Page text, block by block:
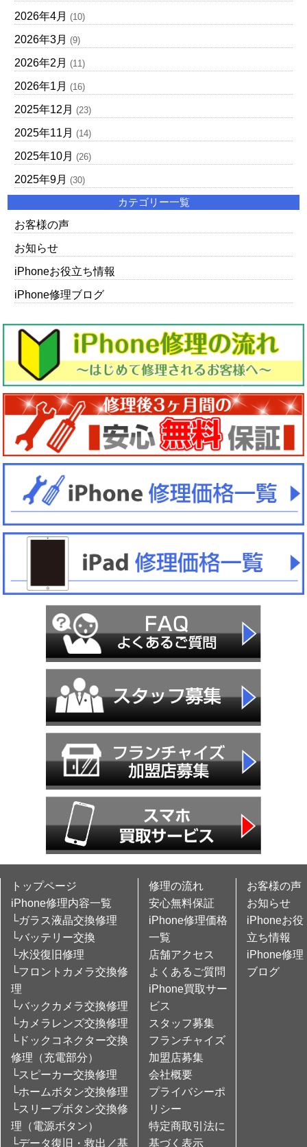
2026年4月 (10)
2026年3月 (9)
2026年2月 (11)
2026年1月 (16)
2025年12月 (23)
2025年11月 (14)
2025年10月 (26)
2025年9月 (30)
カテゴリー一覧
お客様の声
お知らせ
iPhoneお役立ち情報
iPhone修理ブログ
トップページ
iPhone修理内容一覧
└ガラス液晶交換修理
└バッテリー交換
└水没復旧修理
└フロントカメラ交換修
理
└バックカメラ交換修理
└カメラレンズ交換修理
└ドックコネクター交換
修理（充電部分）
└スピーカー交換修理
└ホームボタン交換修理
└スリープボタン交換修
理（電源ボタン）
└データ復旧・救出／基
修理の流れ
安心無料保証
iPhone修理価格
一覧
店舗アクセス
よくあるご質問
iPhone買取サー
ビス
スタッフ募集
フランチャイズ
加盟店募集
会社概要
プライバシーポ
リシー
特定商取引法に
基づく表示
お客様の声
お知らせ
iPhoneお役
立ち情報
iPhone修理
ブログ